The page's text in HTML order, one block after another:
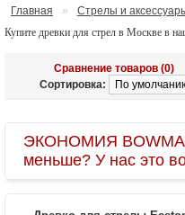
Главная » Стрелы и
Купите древки для стрел в Москве в
Сравнение товаров (0)
Сортировка:
ЭКОНОМИЯ
меньше? У нас это